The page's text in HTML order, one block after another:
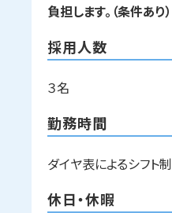
負担します。（条件あり）
採用人数
３名
勤務時間
ダイヤ表によるシフト制
休日・休暇